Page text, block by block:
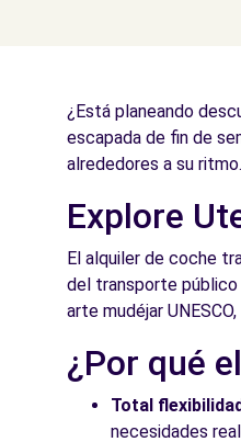
- ARAMOVIL - Zaragoza (D)
Francisco Caballero
- ARAMOVIL - Zaragoza (C)
¿Está planeando
escapada de fin de
alrededores a su
Explore
El alquiler de coche
del transporte público
arte mudéjar
¿Por qué
Total
necesidades